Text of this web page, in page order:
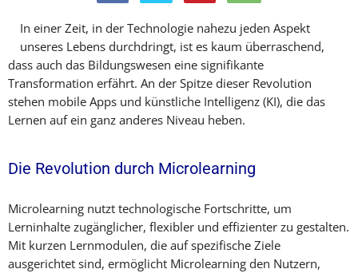
In einer Zeit, in der Technologie nahezu jeden Aspekt
unseres Lebens durchdringt, ist es kaum überraschend,
dass auch das Bildungswesen eine signifikante
Transformation erfährt. An der Spitze dieser Revolution
stehen mobile Apps und künstliche Intelligenz (KI), die das
Lernen auf ein ganz anderes Niveau heben.
Die Revolution durch Microlearning
Microlearning nutzt technologische Fortschritte, um
Lerninhalte zugänglicher, flexibler und effizienter zu gestalten.
Mit kurzen Lernmodulen, die auf spezifische Ziele
ausgerichtet sind, ermöglicht Microlearning den Nutzern,